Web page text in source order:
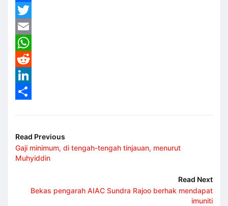
Facebook
Twitter
Email
WhatsApp
Reddit
LinkedIn
Read Previous
Gaji minimum, di tengah-tengah tinjauan, menurut
Muhyiddin
Read Next
Bekas pengarah AIAC Sundra Rajoo berhak mendapat
imuniti